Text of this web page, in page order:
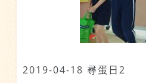
2019-04-18 尋蛋日2